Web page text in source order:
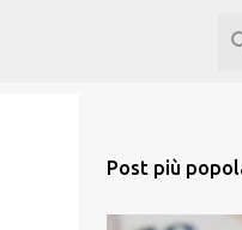
Post più